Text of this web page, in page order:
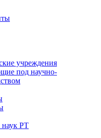
учреждения
под научно-
РТ